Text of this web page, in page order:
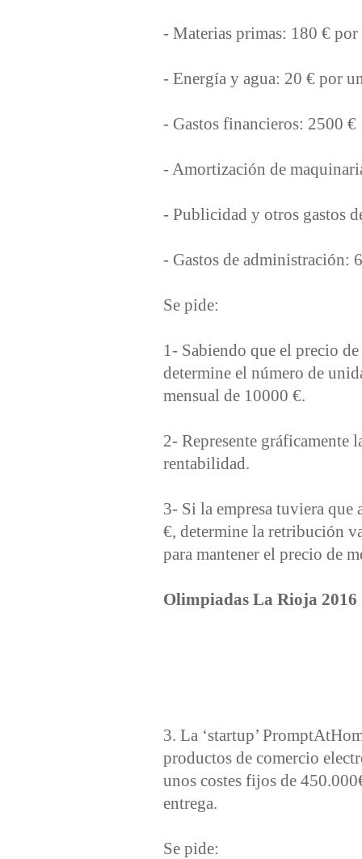
‐ Materias primas: 180 €
‐ Energía y agua: 20 € por
‐ Gastos financieros: 2500 €
‐ Amortización de
‐ Publicidad y otros gastos
‐ Gastos de administración:
Se pide:
1‐ Sabiendo que el precio
determine el número de
mensual de 10000 €.
2‐ Represente
rentabilidad.
3‐ Si la empresa tuviera
€, determine la retribución
para mantener el precio de
Olimpiadas La Rioja 2016
3. La ‘startup’
productos de comercio
unos costes fijos de
entrega.
Se pide: